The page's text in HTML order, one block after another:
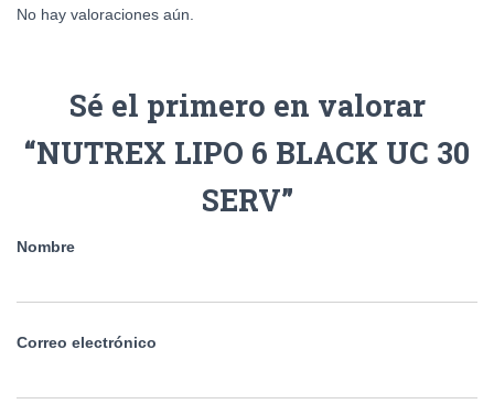
No hay valoraciones aún.
Sé el primero en valorar
“NUTREX LIPO 6 BLACK UC 30
SERV”
Nombre
Correo electrónico